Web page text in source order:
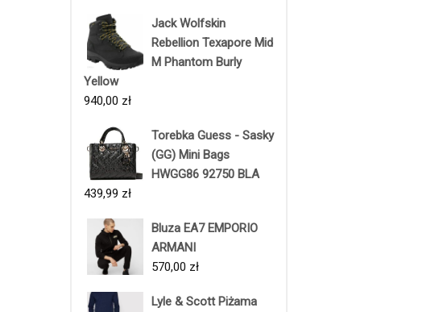
Jack Wolfskin
Rebellion Texapore Mid
M Phantom Burly
Yellow
940,00 zł
Torebka Guess - Sasky
(GG) Mini Bags
HWGG86 92750 BLA
439,99 zł
Bluza EA7 EMPORIO
ARMANI
570,00 zł
Lyle & Scott Piżama